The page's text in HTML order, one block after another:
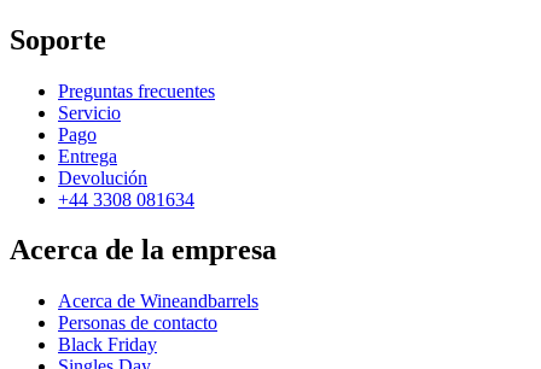
Soporte
Preguntas frecuentes
Servicio
Pago
Entrega
Devolución
+44 3308 081634
Acerca de la empresa
Acerca de Wineandbarrels
Personas de contacto
Black Friday